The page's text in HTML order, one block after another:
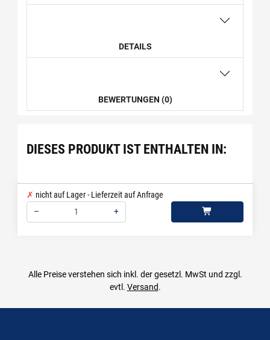
DETAILS
BEWERTUNGEN (0)
DIESES PRODUKT IST ENTHALTEN IN:
nicht auf Lager - Lieferzeit auf Anfrage
–
+
Alle Preise verstehen sich inkl. der gesetzl. MwSt und zzgl.
evtl. Versand.